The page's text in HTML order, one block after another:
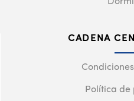
CADENA
Política